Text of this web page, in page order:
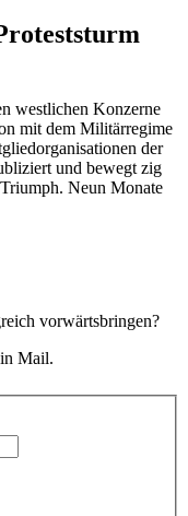
westlichen Konzerne
mit dem Militärregime
der
und bewegt zig
Neun Monate
vorwärtsbringen?
Mail.